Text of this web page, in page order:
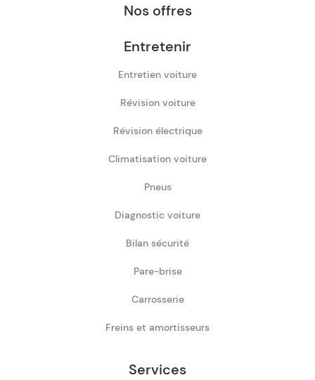
Nos offres
Entretenir
Entretien voiture
Révision voiture
Révision électrique
Climatisation voiture
Pneus
Diagnostic voiture
Bilan sécurité
Pare-brise
Carrosserie
Freins et amortisseurs
Services